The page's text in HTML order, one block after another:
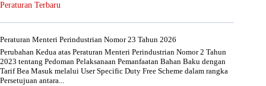
Peraturan Terbaru
Peraturan Menteri Perindustrian Nomor 23 Tahun 2026
Perubahan Kedua atas Peraturan Menteri Perindustrian Nomor 2 Tahun
2023 tentang Pedoman Pelaksanaan Pemanfaatan Bahan Baku dengan
Tarif Bea Masuk melalui User Specific Duty Free Scheme dalam rangka
Persetujuan antara...